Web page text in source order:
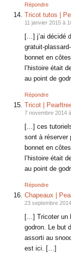
Répondre
Tricot tutos |
11 janvier 2015 à
[…] j’ai décidé
gratuit-
bonnet en
l’histoire était
au point de
Répondre
Tricot |
7 novembre 2014
[…] ces
sont à réserver
bonnet en
l’histoire était
au point de
Répondre
Chapeaux |
23 septembre
[…] Tricoter un
godron. Le but
assorti au
est ici. […]